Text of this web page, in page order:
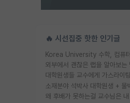
🔥 시선집중 핫한 인기글
외부에서 괜찮은 랩을 알아보는
소재분야 석박사 대학원생 + 물